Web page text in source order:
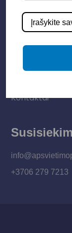
Apie mus
Paslaugos
Kontaktai
+3706 279 7213